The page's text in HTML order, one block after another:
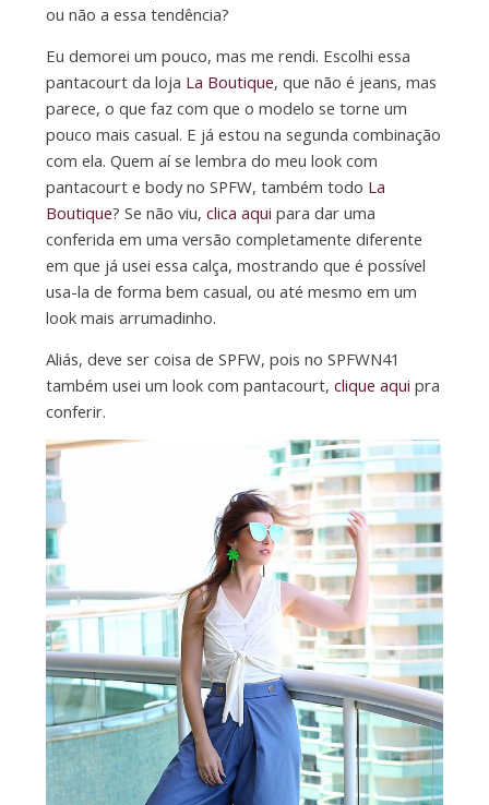
ou não a essa tendência?
Eu demorei um pouco, mas me rendi. Escolhi essa
pantacourt da loja La Boutique, que não é jeans, mas
parece, o que faz com que o modelo se torne um
pouco mais casual. E já estou na segunda combinação
com ela. Quem aí se lembra do meu look com
pantacourt e body no SPFW, também todo La
Boutique? Se não viu, clica aqui para dar uma
conferida em uma versão completamente diferente
em que já usei essa calça, mostrando que é possível
usa-la de forma bem casual, ou até mesmo em um
look mais arrumadinho.
Aliás, deve ser coisa de SPFW, pois no SPFWN41
também usei um look com pantacourt, clique aqui pra
conferir.